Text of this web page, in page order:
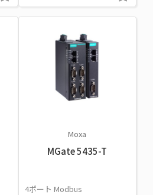
Moxa
MGate 5435-T
4ポート Modbus